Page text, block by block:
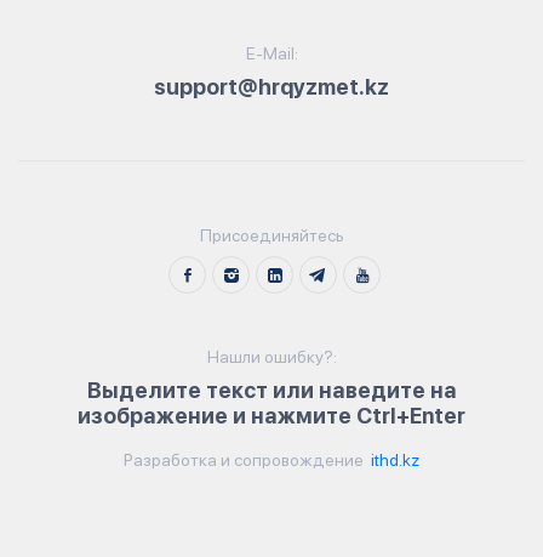
E-Mail:
support@hrqyzmet.kz
Присоединяйтесь
Нашли ошибку?:
Выделите текст или наведите на
изображение и нажмите Ctrl+Enter
Разработка и сопровождение ithd.kz